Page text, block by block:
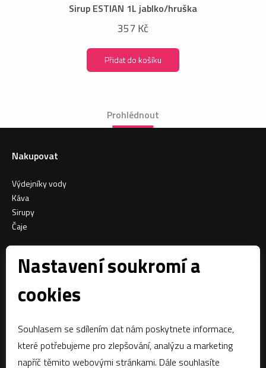
Nastavení soukromí a
cookies
Souhlasem se sdílením dat nám poskytnete informace,
které potřebujeme pro zlepšování, analýzu a marketing
napříč těmito webovými stránkami. Dále souhlasíte
Sirup ESTIAN 1L jablko/hruška
357 Kč
Přidat do košíku
Prohlédnout
Nakupovat
Výdejníky vody
Káva
Sirupy
Čaje
Facebook
Kontaktujte nás